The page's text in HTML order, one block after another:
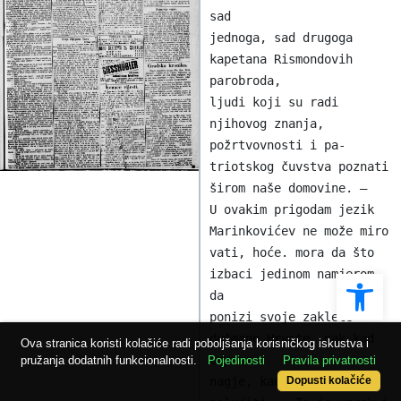
Ova stranica koristi kolačiće radi poboljšanja korisničkog iskustva i
pružanja dodatnih funkcionalnosti.
Pojedinosti Pravila privatnosti
Dopusti kolačiće